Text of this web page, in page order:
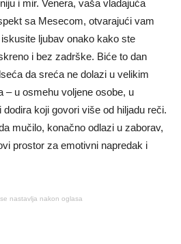
i mir. Venera, vaša vladajuća
sa Mesecom, otvarajući vam
ljubav onako kako ste
i bez zadrške. Biće to dan
da sreća ne dolazi u velikim
– u osmehu voljene osobe, u
dodira koji govori više od hiljadu reči.
mučilo, konačno odlazi u zaborav,
prostor za emotivni napredak i
nastavlja nakon oglasa